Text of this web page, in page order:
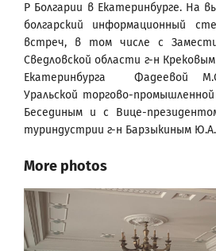
Р Болгарии в Екатеринбурге. На
болгарский информационный
встреч, в том числе с
Сведловской области г-н
Екатеринбурга Фадеевой
Уральской торгово-
Бесединым и с Вице-
туриндустрии г-н Барзыкиным Ю.А.
More photos